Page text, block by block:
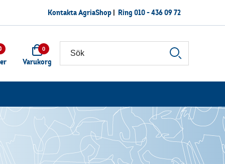
Kontakta AgriaShop | Ring 010 - 436 09 72
0
Varukorg